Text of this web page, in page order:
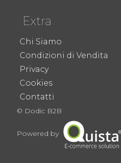
Extra
Chi Siamo
Condizioni di Vendita
Privacy
Cookies
Contatti
© Dodic B2B
Powered by